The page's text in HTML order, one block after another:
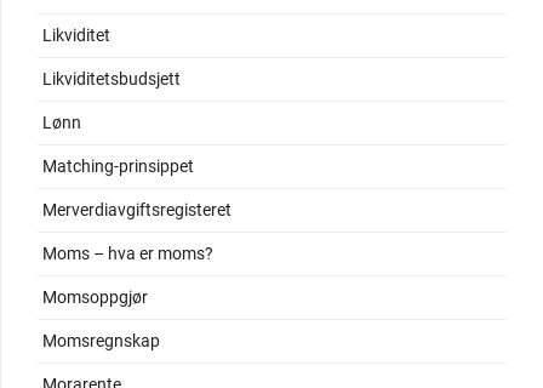
Likviditet
Likviditetsbudsjett
Lønn
Matching-prinsippet
Merverdiavgiftsregisteret
Moms – hva er moms?
Momsoppgjør
Momsregnskap